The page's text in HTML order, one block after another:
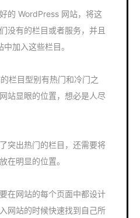
WordPress 网站，将这
没有的栏目或者服务，并且
加入这些栏目。
型别有热门和冷门之
站显眼的位置，想必是人尽
突出热门的栏目，还需要将
在明显的位置。
网站的每个页面中都设计
网站的时候快速找到自己所